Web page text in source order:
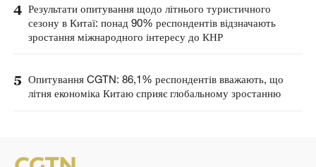
4 Результати опитування щодо літнього туристичного
сезону в Китаї: понад 90% респондентів відзначають
зростання міжнародного інтересу до КНР
5 Опитування CGTN: 86,1% респондентів вважають, що
літня економіка Китаю сприяє глобальному зростанню